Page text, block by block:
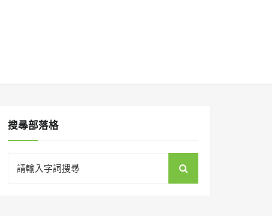
搜㝷部落格
for: